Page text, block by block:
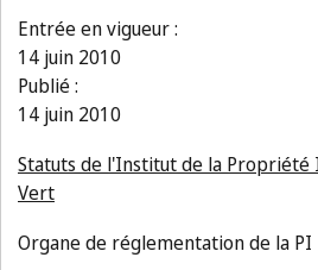
Entrée en vigueur :
14 juin 2010
Publié :
14 juin 2010
Statuts de l'Institut de la Propriété
Vert
Organe de réglementation de la PI